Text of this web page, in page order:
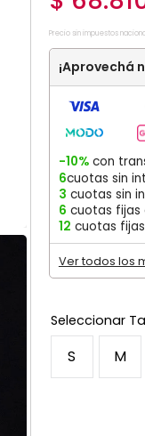
Precio sin impuestos
¡Aprovechá
-10%con
6cuotas sin
3 cuotas sin
6 cuotas fijas
12 cuotas
Ver todos los
S M